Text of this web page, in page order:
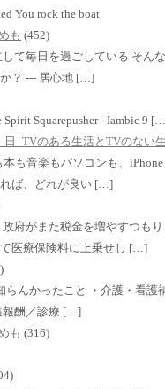
You rock the boat
も (452)
て毎日を過ごしている そん
？ --- 居心地 […]
Spirit Squarepusher - Iambic 9
日_TVのある生活とTVのない
も音楽もパソコンも、
ば、どれが良い […]
政府がまた税金を増やすつも
医療保険料に上乗せし […]
らんかったこと ・介護・看護
酬／診療 […]
も (316)